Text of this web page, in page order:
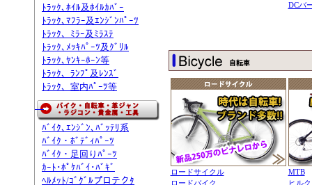
DCバ
ロードサイクル
ロードバイク
MTB
ヒル
ﾄﾗｯｸ､ﾎｲﾙ及ﾎｲﾙｶﾊﾞｰ
ﾄﾗｯｸ､ﾏﾌﾗｰ及ｴﾝｼﾞﾝﾊﾟｰﾂ
ﾄﾗｯｸ、ﾐﾗｰ及ﾐﾗｽﾃ
ﾄﾗｯｸ､ﾒｯｷﾊﾟｰﾂ及ｸﾞﾘﾙ
ﾄﾗｯｸ､ﾔﾝｷｰﾎｰﾝ等
ﾄﾗｯｸ、ﾗﾝﾌﾟ及ﾚﾝｽﾞ
ﾄﾗｯｸ、室内ﾊﾟｰﾂ等
ﾊﾞｲｸ､ｴﾝｼﾞﾝ､ﾊﾞｯﾃﾘ系
ﾊﾞｲｸ・ﾎﾞﾃﾞｨﾊﾟｰﾂ
ﾊﾞｲｸ・足回りﾊﾟｰﾂ
ｶｰﾄ･ﾎﾟｹﾊﾞｲ･ﾊﾞｷﾞ
ﾍﾙﾒｯﾄ/ｺﾞｸﾞﾙプロテクﾀ